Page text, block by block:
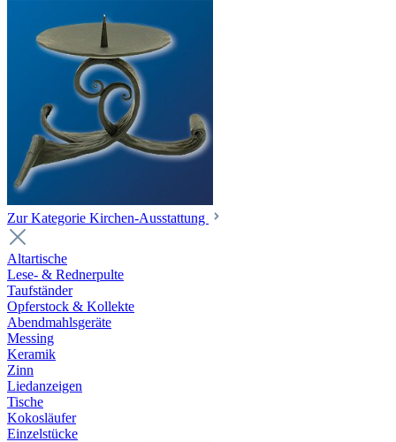
Zur Kategorie Kirchen-Ausstattung
Altartische
Lese- & Rednerpulte
Taufständer
Opferstock & Kollekte
Abendmahlsgeräte
Messing
Keramik
Zinn
Liedanzeigen
Tische
Kokosläufer
Einzelstücke